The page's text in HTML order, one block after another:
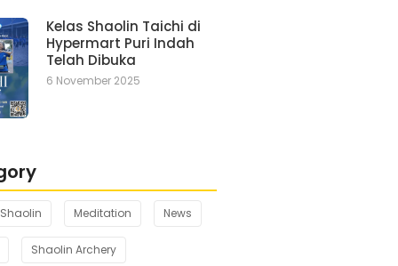
Kelas Shaolin Taichi di
Hypermart Puri Indah
Telah Dibuka
6 November 2025
Meditation News
Shaolin Archery